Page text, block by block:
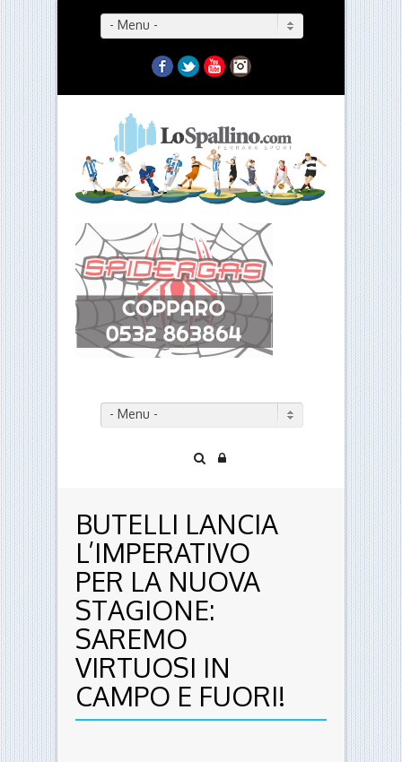
- Menu -
Facebook
TwitterYouTubeInstagram
- Menu -
BUTELLI LANCIA
L’IMPERATIVO
PER LA NUOVA
STAGIONE:
SAREMO
VIRTUOSI IN
CAMPO E FUORI!